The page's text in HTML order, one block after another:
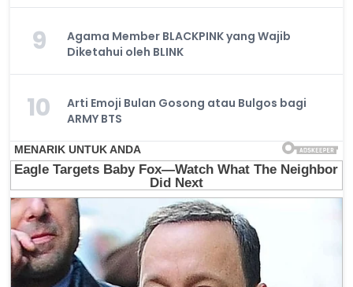
9
Agama Member BLACKPINK yang Wajib
Diketahui oleh BLINK
10
Arti Emoji Bulan Gosong atau Bulgos bagi
ARMY BTS